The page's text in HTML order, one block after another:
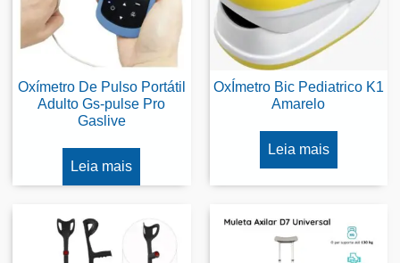
Oxímetro De Pulso Portátil
Adulto Gs-pulse Pro
Gaslive
Leia mais
OxÍmetro Bic Pediatrico K1
Amarelo
Leia mais